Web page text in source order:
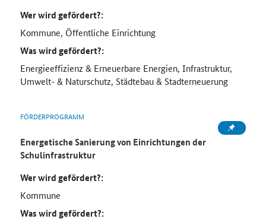
Wer wird gefördert?:
Kommune, Öffentliche Einrichtung
Was wird gefördert?:
Energieeffizienz & Erneuerbare Energien, Infrastruktur,
Umwelt- & Naturschutz, Städtebau & Stadterneuerung
FÖRDERPROGRAMM
Energetische Sanierung von Einrichtungen der
Schulinfrastruktur
Wer wird gefördert?:
Kommune
Was wird gefördert?: